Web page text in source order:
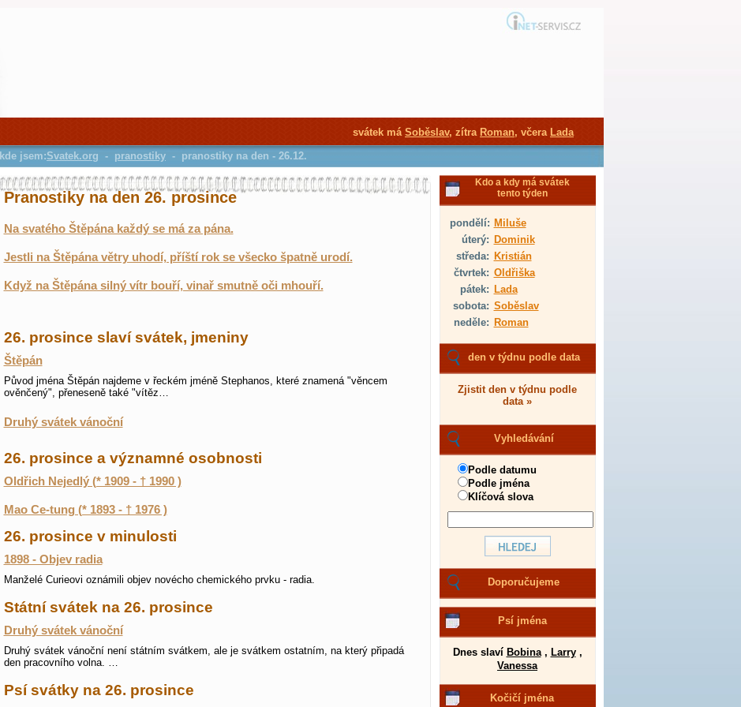
Pranostiky na den 26. prosince
Na svatého Štěpána každý se má za pána.
Jestli na Štěpána větry uhodí, příští rok se všecko špatně urodí.
Když na Štěpána silný vítr bouří, vinař smutně oči mhouří.
26. prosince slaví svátek, jmeniny
Štěpán
Původ jména Štěpán najdeme v řeckém jméně Stephanos, které znamená "věncem
ověnčený", přeneseně také "vítěz…
Druhý svátek vánoční
26. prosince a významné osobnosti
Oldřich Nejedlý (* 1909 - † 1990 )
Mao Ce-tung (* 1893 - † 1976 )
26. prosince v minulosti
1898 - Objev radia
Manželé Curieovi oznámili objev novécho chemického prvku - radia.
Státní svátek na 26. prosince
Druhý svátek vánoční
Druhý svátek vánoční není státním svátkem, ale je svátkem ostatním, na který připadá
den pracovního volna. …
Psí svátky na 26. prosince
Kdo a kdy má svátek
tento týden
pondělí: Miluše
úterý: Dominik
středa: Kristián
čtvrtek: Oldřiška
pátek: Lada
sobota: Soběslav
neděle: Roman
den v týdnu podle data
Zjistit den v týdnu podle
data »
Vyhledávání
Podle datumu
Podle jména
Klíčová slova
Doporučujeme
Psí jména
Dnes slaví Bobina, Larry,
Vanessa
Kočičí jména
svátek má Soběslav, zítra Roman, včera Lada
kde jsem:Svatek.org - pranostiky - pranostiky na den - 26.12.